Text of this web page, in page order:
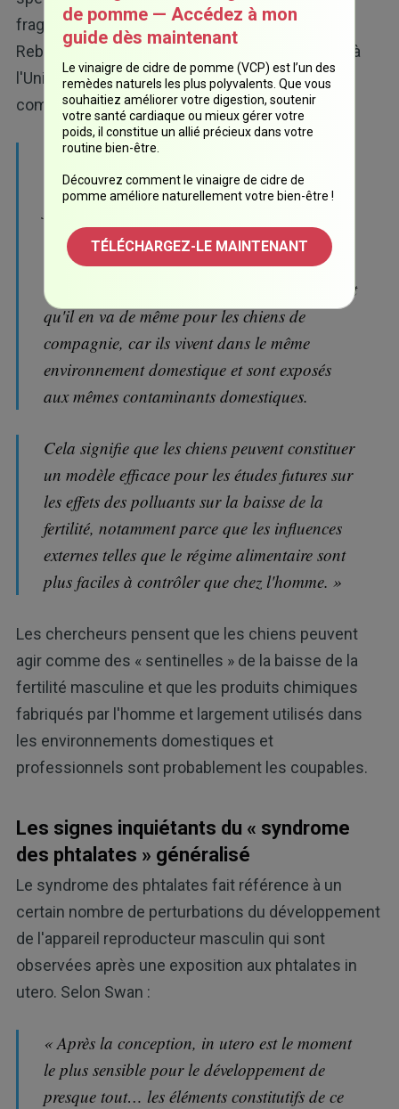
fragmentation de l'ADN. L'auteure de l'étude,
Rebecca Sumner, biologiste du développement à
l'Université de Nottingham, a déclaré dans un
communiqué de presse :
« Nous savons que lorsque la motilité des
spermatozoïdes humains est faible, la
fragmentation de l'ADN est accrue et que
l'infertilité masculine humaine est liée à des
niveaux accrus de dommages à l'ADN dans
les spermatozoïdes. Nous pensons maintenant
qu'il en va de même pour les chiens de
compagnie, car ils vivent dans le même
environnement domestique et sont exposés
aux mêmes contaminants domestiques.
Cela signifie que les chiens peuvent constituer
un modèle efficace pour les études futures sur
les effets des polluants sur la baisse de la
fertilité, notamment parce que les influences
externes telles que le régime alimentaire sont
plus faciles à contrôler que chez l'homme. »
Les chercheurs pensent que les chiens peuvent
agir comme des « sentinelles » de la baisse de la
fertilité masculine et que les produits chimiques
fabriqués par l'homme et largement utilisés dans
les environnements domestiques et
professionnels sont probablement les coupables.
Les signes inquiétants du « syndrome
des phtalates » généralisé
Le syndrome des phtalates fait référence à un
certain nombre de perturbations du développement
de l'appareil reproducteur masculin qui sont
observées après une exposition aux phtalates in
utero. Selon Swan :
« Après la conception, in utero est le moment
le plus sensible pour le développement de
presque tout… les éléments constitutifs de ce
de pomme — Accédez à mon
guide dès maintenant
Le vinaigre de cidre de pomme (VCP) est l’un des
remèdes naturels les plus polyvalents. Que vous
souhaitiez améliorer votre digestion, soutenir
votre santé cardiaque ou mieux gérer votre
poids, il constitue un allié précieux dans votre
routine bien-être.
Découvrez comment le vinaigre de cidre de
pomme améliore naturellement votre bien-être !
TÉLÉCHARGEZ-LE MAINTENANT